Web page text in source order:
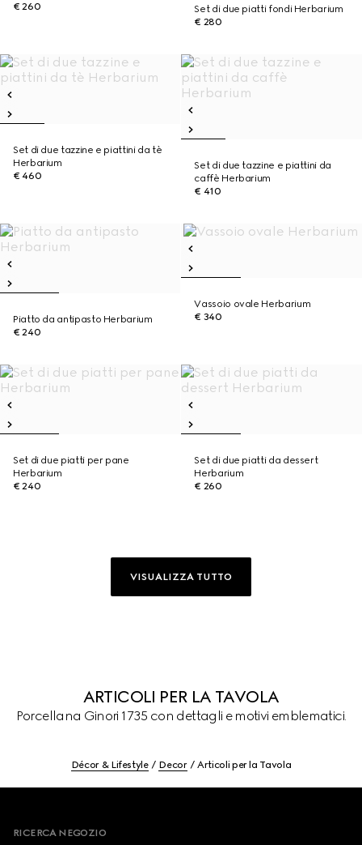
€ 260
Set di due piatti fondi Herbarium
€ 280
Set di due tazzine e piattini da tè
Herbarium
€ 460
Set di due tazzine e piattini da
caffè Herbarium
€ 410
Piatto da antipasto Herbarium
€ 240
Vassoio ovale Herbarium
€ 340
Set di due piatti per pane
Herbarium
€ 240
Set di due piatti da dessert
Herbarium
€ 260
VISUALIZZA TUTTO
ARTICOLI PER LA TAVOLA
Porcellana Ginori 1735 con dettagli e motivi emblematici.
Décor & Lifestyle Decor Articoli per la Tavola
RICERCA NEGOZIO